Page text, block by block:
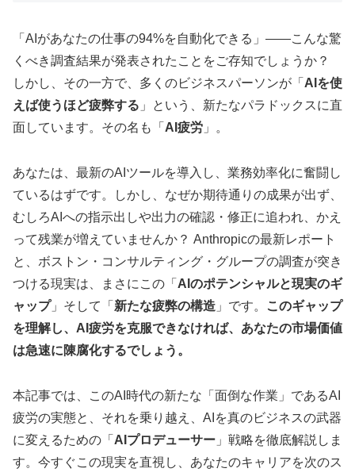
「AIがあなたの仕事の94%を自動化できる」――こんな驚
くべき調査結果が発表されたことをご存知でしょうか？
しかし、その一方で、多くのビジネスパーソンが「 AIを使
えば使うほど疲弊する 」という、新たなパラドックスに直
面しています。その名も「 AI疲労 」。
あなたは、最新のAIツールを導入し、業務効率化に奮闘し
ているはずです。しかし、なぜか期待通りの成果が出ず、
むしろAIへの指示出しや出力の確認・修正に追われ、かえ
って残業が増えていませんか？ Anthropicの最新レポート
と、ボストン・コンサルティング・グループの調査が突き
つける現実は、まさにこの「 AIのポテンシャルと現実のギ
ャップ」そして「 新たな疲弊の構造 」です。
このギャップ
を理解し、AI疲労を克服できなければ、あなたの市場価値
は急速に陳腐化するでしょう。
本記事では、このAI時代の新たな「面倒な作業」であるAI
疲労の実態と、それを乗り越え、AIを真のビジネスの武器
に変えるための「 AIプロデューサー 」戦略を徹底解説しま
す。今すぐこの現実を直視し、あなたのキャリアを次のス